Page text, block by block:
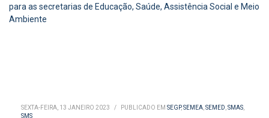
para as secretarias de Educação, Saúde, Assistência Social e Meio
Ambiente
SEXTA-FEIRA, 13 JANEIRO 2023 / PUBLICADO EM SEGP,SEMEA,SEMED,SMAS,
SMS